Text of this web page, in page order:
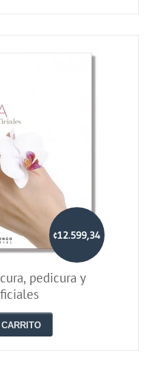
¢12.599,34
pedicura y